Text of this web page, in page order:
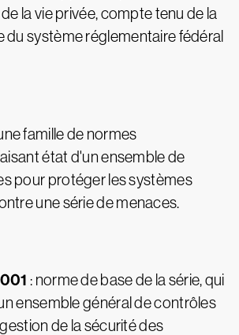
la vie privée, compte tenu de la
du système réglementaire fédéral
famille de normes
état d'un ensemble de
pour protéger les systèmes
une série de menaces.
: norme de base de la série, qui
ensemble général de contrôles
de la sécurité des